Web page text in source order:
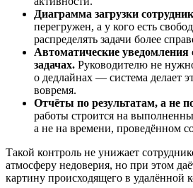
Диаграмма загрузки
перегружен, а у кого есть
распределять задачи более
Автоматические
задачах. Руководителю не
о дедлайнах — система делает
вовремя.
Отчёты по результатам, а не
работы строится на
а не на времени, проведённом
Такой контроль не унижает
атмосферу недоверия, но при этом
картину происходящего в удалённой